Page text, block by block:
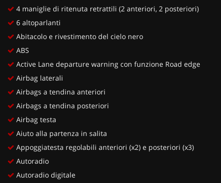
4 maniglie di ritenuta retrattili (2 anteriori, 2 posteriori)
6 altoparlanti
Abitacolo e rivestimento del cielo nero
ABS
Active Lane departure warning con funzione Road edge
Airbag laterali
Airbags a tendina anteriori
Airbags a tendina posteriori
Airbag testa
Aiuto alla partenza in salita
Appoggiatesta regolabili anteriori (x2) e posteriori (x3)
Autoradio
Autoradio digitale